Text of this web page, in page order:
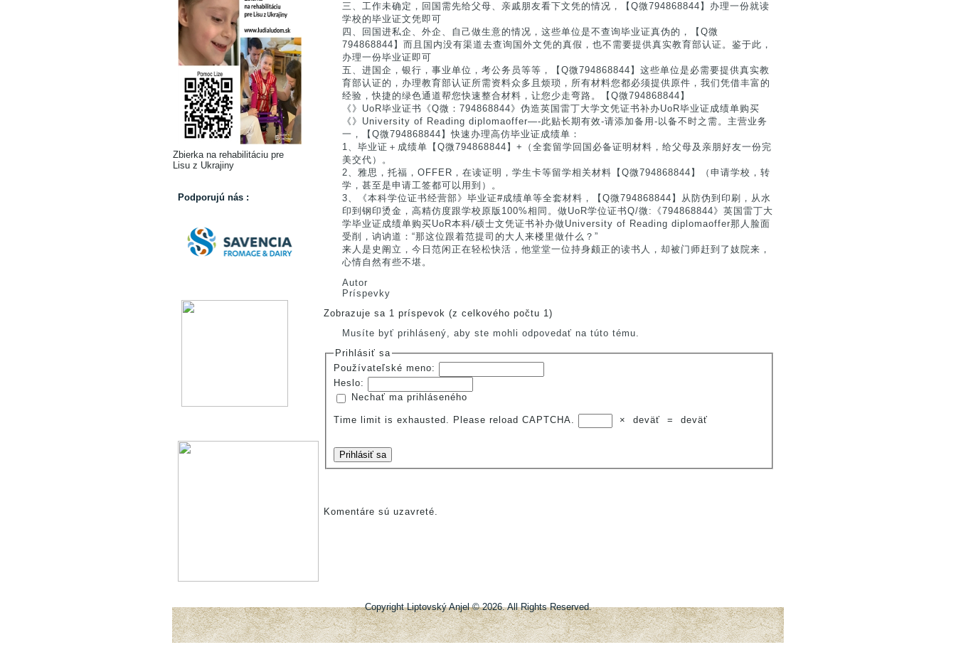
Zbierka na rehabilitáciu pre
Lisu z Ukrajiny
Podporujú nás :
三、工作未确定，回国需先给父母、亲戚朋友看下文凭的情况，【Q微794868844】办理一份就读
学校的毕业证文凭即可
四、回国进私企、外企、自己做生意的情况，这些单位是不查询毕业证真伪的，【Q微
794868844】而且国内没有渠道去查询国外文凭的真假，也不需要提供真实教育部认证。鉴于此，
办理一份毕业证即可
五、进国企，银行，事业单位，考公务员等等，【Q微794868844】这些单位是必需要提供真实教
育部认证的，办理教育部认证所需资料众多且烦琐，所有材料您都必须提供原件，我们凭借丰富的
经验，快捷的绿色通道帮您快速整合材料，让您少走弯路。【Q微794868844】
《》UoR毕业证书《Q微：794868844》伪造英国雷丁大学文凭证书补办UoR毕业证成绩单购买
《》University of Reading diplomaoffer—-此贴长期有效-请添加备用-以备不时之需。主营业务
一，【Q微794868844】快速办理高仿毕业证成绩单：
1、毕业证＋成绩单【Q微794868844】+（全套留学回国必备证明材料，给父母及亲朋好友一份完
美交代）。
2、雅思，托福，OFFER，在读证明，学生卡等留学相关材料【Q微794868844】（申请学校，转
学，甚至是申请工签都可以用到）。
3、《本科学位证书经营部》毕业证#成绩单等全套材料，【Q微794868844】从防伪到印刷，从水
印到钢印烫金，高精仿度跟学校原版100%相同。做UoR学位证书Q/微:《794868844》英国雷丁大
学毕业证成绩单购买UoR本科/硕士文凭证书补办做University of Reading diplomaoffer那人脸面
受削，讷讷道：“那这位跟着范提司的大人来楼里做什么？”
来人是史阐立，今日范闲正在轻松快活，他堂堂一位持身颇正的读书人，却被门师赶到了妓院来，
心情自然有些不堪。
Autor
Príspevky
Zobrazuje sa 1 príspevok (z celkového počtu 1)
Musíte byť prihlásený, aby ste mohli odpovedať na túto tému.
Prihlásiť sa
Používateľské meno:
Heslo:
Nechať ma prihláseného
Time limit is exhausted. Please reload CAPTCHA. × deväť = deväť
Prihlásiť sa
Komentáre sú uzavreté.
Copyright Liptovský Anjel © 2026. All Rights Reserved.